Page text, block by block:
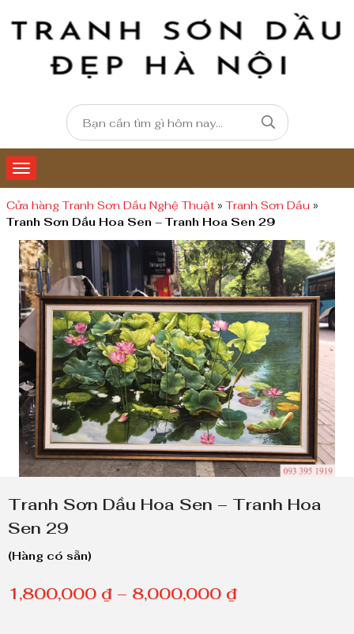
Cửa hàng Tranh Sơn Dầu Nghệ Thuật »Tranh Sơn Dầu »
Tranh Sơn Dầu Hoa Sen – Tranh Hoa Sen 29
Tranh Sơn Dầu Hoa Sen – Tranh Hoa
Sen 29
(Hàng có sẵn)
1,800,000 ₫ – 8,000,000 ₫K